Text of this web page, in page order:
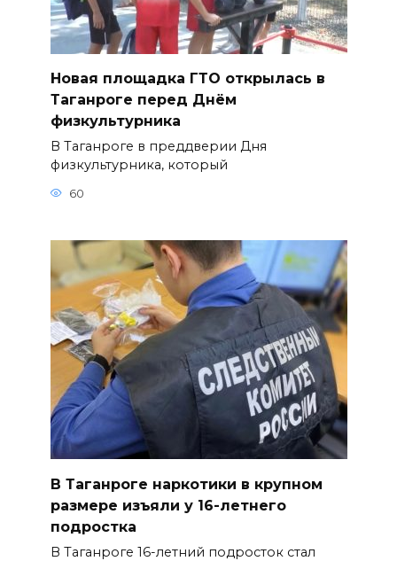
Новая площадка ГТО открылась в
Таганроге перед Днём
физкультурника
В Таганроге в преддверии Дня
физкультурника, который
60
В Таганроге наркотики в крупном
размере изъяли у 16-летнего
подростка
В Таганроге 16-летний подросток стал